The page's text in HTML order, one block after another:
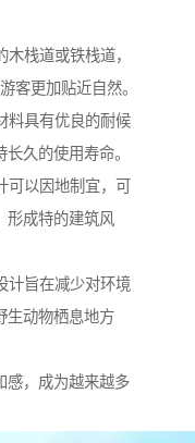
栈道或铁栈道，
客更加贴近自然。
料具有优良的耐候
久的使用寿命。
以因地制宜，可
形成特的建筑风
计旨在减少对环境
生动物栖息地方
感，成为越来越多